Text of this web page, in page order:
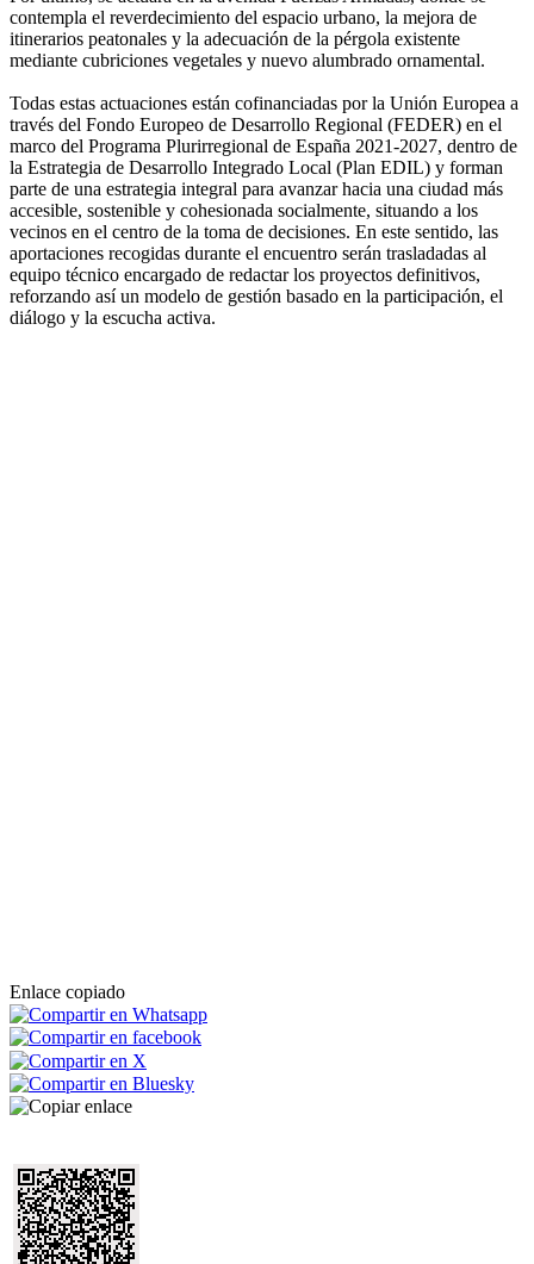
contempla el reverdecimiento del espacio urbano, la mejora de
itinerarios peatonales y la adecuación de la pérgola existente
mediante cubriciones vegetales y nuevo alumbrado ornamental.
Todas estas actuaciones están cofinanciadas por la Unión Europea a
través del Fondo Europeo de Desarrollo Regional (FEDER) en el
marco del Programa Plurirregional de España 2021-2027, dentro de
la Estrategia de Desarrollo Integrado Local (Plan EDIL) y forman
parte de una estrategia integral para avanzar hacia una ciudad más
accesible, sostenible y cohesionada socialmente, situando a los
vecinos en el centro de la toma de decisiones. En este sentido, las
aportaciones recogidas durante el encuentro serán trasladadas al
equipo técnico encargado de redactar los proyectos definitivos,
reforzando así un modelo de gestión basado en la participación, el
diálogo y la escucha activa.
Enlace copiado